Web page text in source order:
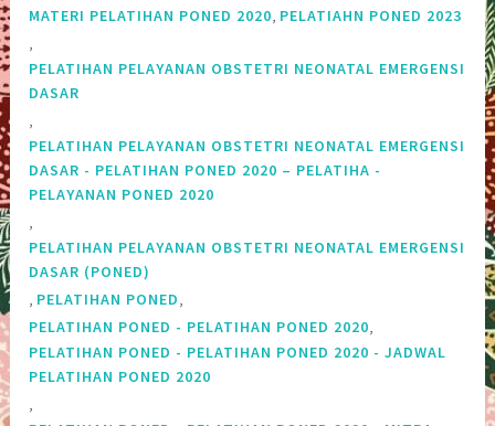
MATERI PELATIHAN PONED 2020, PELATIAHN PONED 2023
,
PELATIHAN PELAYANAN OBSTETRI NEONATAL EMERGENSI
DASAR
,
PELATIHAN PELAYANAN OBSTETRI NEONATAL EMERGENSI
DASAR - PELATIHAN PONED 2020 – PELATIHA -
PELAYANAN PONED 2020
,
PELATIHAN PELAYANAN OBSTETRI NEONATAL EMERGENSI
DASAR (PONED)
, PELATIHAN PONED,
PELATIHAN PONED - PELATIHAN PONED 2020,
PELATIHAN PONED - PELATIHAN PONED 2020 - JADWAL
PELATIHAN PONED 2020
,